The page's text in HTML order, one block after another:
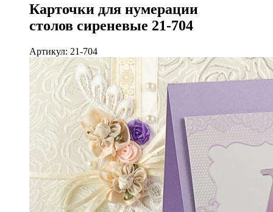
Карточки для нумерации
столов сиреневые 21-704
Артикул: 21-704